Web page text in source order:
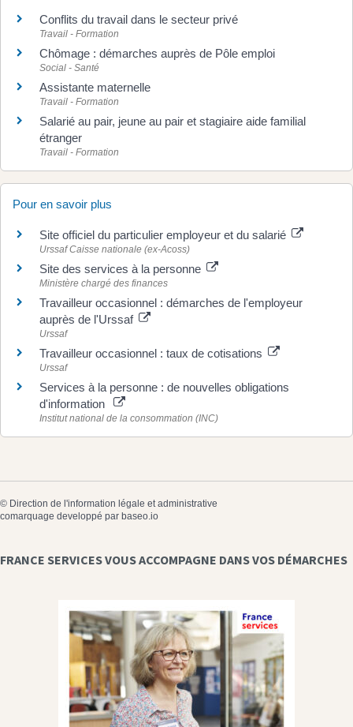
Conflits du travail dans le secteur privé
Travail - Formation
Chômage : démarches auprès de Pôle emploi
Social - Santé
Assistante maternelle
Travail - Formation
Salarié au pair, jeune au pair et stagiaire aide familial
étranger
Travail - Formation
Pour en savoir plus
Site officiel du particulier employeur et du salarié
Urssaf Caisse nationale (ex-Acoss)
Site des services à la personne
Ministère chargé des finances
Travailleur occasionnel : démarches de l'employeur
auprès de l'Urssaf
Urssaf
Travailleur occasionnel : taux de cotisations
Urssaf
Services à la personne : de nouvelles obligations
d'information
Institut national de la consommation (INC)
© Direction de l'information légale et administrative
comarquage developpé par baseo.io
FRANCE SERVICES VOUS ACCOMPAGNE DANS VOS DÉMARCHES